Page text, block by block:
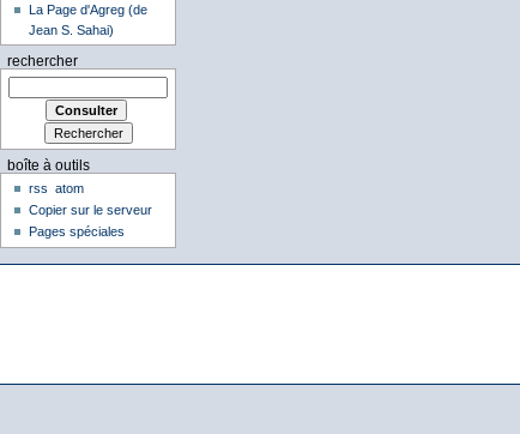
La Page d'Agreg (de
Jean S. Sahai)
rechercher
boîte à outils
rss
atom
Copier sur le serveur
Pages spéciales